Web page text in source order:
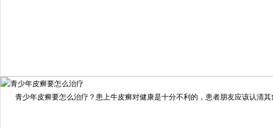
我要咨询我要预约
擅长：住院部主任 【个人简介】 肖建华，成都银康银屑病...
青少年皮癣要怎么治疗？患上牛皮癣对健康是十分不利的，患者朋友应该认清其